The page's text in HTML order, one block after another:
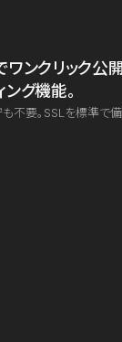
ンクリック公開
グ機能。
不要。SSLを標準で備